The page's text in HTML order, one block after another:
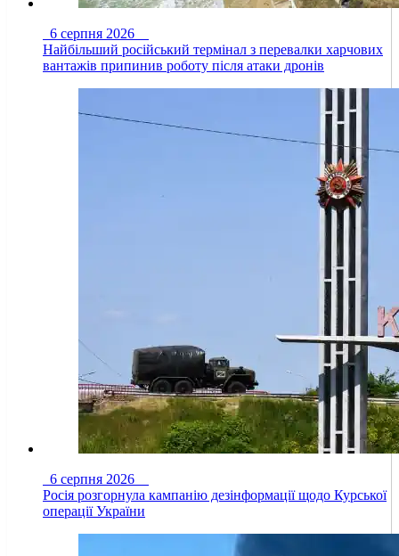
6 серпня 2026
Найбільший російський термінал з перевалки харчових
вантажів припинив роботу після атаки дронів
6 серпня 2026
Росія розгорнула кампанію дезінформації щодо Курської
операції України